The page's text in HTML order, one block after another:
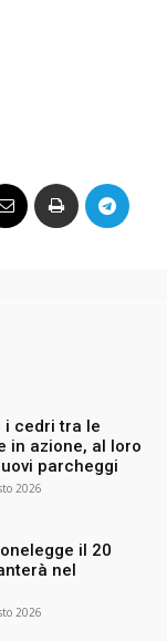
i cedri tra le
in azione, al loro
parcheggi
2026
il 20
nel
2026